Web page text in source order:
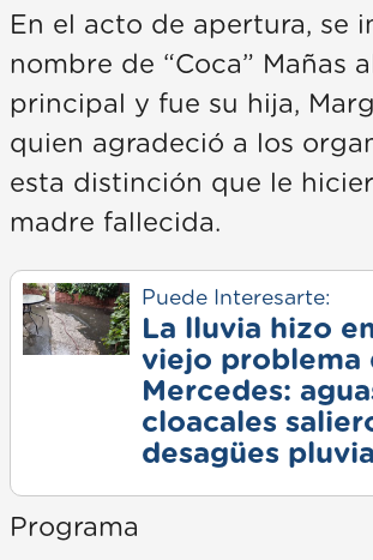
En el acto de apertura, se
nombre de “Coca” Mañas
principal y fue su hija,
quien agradeció a los
esta distinción que le
madre fallecida.
Puede Interesarte:
La lluvia hizo
viejo problema
Mercedes:
cloacales
desagües
Programa